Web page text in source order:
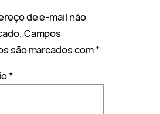
de e-mail não
Campos
são marcados com*
*